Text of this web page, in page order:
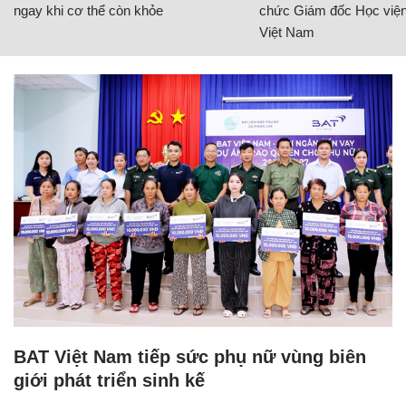
ngay khi cơ thể còn khỏe
chức Giám đốc Học
Việt Nam
BAT Việt Nam tiếp sức phụ nữ vùng biên
giới phát triển sinh kế